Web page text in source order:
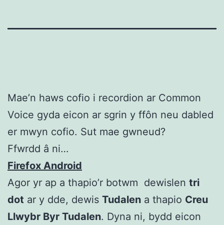
Mae’n haws cofio i recordion ar Common
Voice gyda eicon ar sgrin y ffôn neu dabled
er mwyn cofio. Sut mae gwneud?
Ffwrdd â ni…
Firefox Android
Agor yr ap a thapio’r botwm dewislen tri
dot ar y dde, dewis Tudalen a thapio Creu
Llwybr Byr Tudalen. Dyna ni, bydd eicon